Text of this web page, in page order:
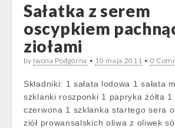
Sałatka z serem
oscypkiem
ziołami
by Iwona Podgórna • 10 maja 2011 • 0
Składniki: 1 sałata lodowa 1 sałata
szklanki roszponki 1 papryka żółta 1
czerwona 1 szklanka startego sera
ziół prowansalskich oliwa z oliwek